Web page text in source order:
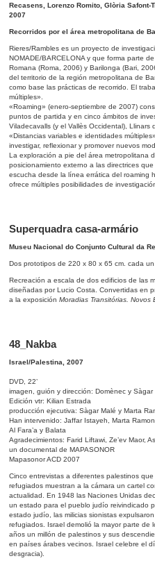
Recasens, Lorenzo Romito, Glòria
2007
Recorridos por el área metropolitana de
Rieres/Rambles es un proyecto de
NOMADE/BARCELONA y que forma parte
Romana (Roma, 2006) y Barilonga (Bari,
del territorio de la región metropolitana de
como base las prácticas de recorrido. El
múltiples».
«Roaming» (enero-septiembre de 2007)
puntos de partida y en cinco ámbitos de
Viladecavalls (y el Vallès Occidental), Llinars
«Distancias variables e identidades
investigar, reflexionar y promover nuevos
La exploración a pie del área metropolitana
posicionamiento externo a las directrices
escucha desde la línea errática del roaming
ofrece múltiples posibilidades de
Superquadra casa-armário
Museu Nacional do Conjunto Cultural da
Dos prototipos de 220 x 80 x 65 cm. cada
Recreación a escala de dos edificios de las
diseñadas por Lucio Costa. Convertidas en
a la exposición Moradias Transitórias.
48_Nakba
Israel/Pa lestina, 2007
DVD, 22’
imagen, guión y dirección: Domènec y Sàgar
Edición vtr: Kilian Estrada
producción ejecutiva: Sàgar Malé y Marta
Han intervenido: Jaffar Istayeh, Marta
Al Fara’a y Balata
Agradecimientos: Farid Liftawi, Ze’ev Maor,
un documental de MAPASONOR
Mapasonor ACD 2007
Cinco entrevistas a diferentes palestinos
refugiados muestran a la cámara un cartel
actualidad. En 1948 las Naciones Unidas
un estado para el pueblo judío reivindicado
estado judío, las milicias sionistas
refugiados. Israel demolió la mayor parte de
años un millón de palestinos y sus
en países árabes vecinos. Israel celebre el
desgracia).